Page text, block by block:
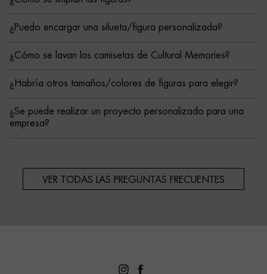
¿Puedo encargar una silueta/figura personalizada?
¿Cómo se lavan las camisetas de Cultural Memories?
¿Habría otros tamaños/colores de figuras para elegir?
¿Se puede realizar un proyecto personalizado para una
empresa?
VER TODAS LAS PREGUNTAS FRECUENTES